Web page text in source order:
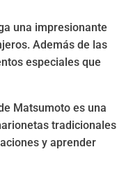
una impresionante
Además de las
especiales que
Matsumoto es una
tradicionales
y aprender